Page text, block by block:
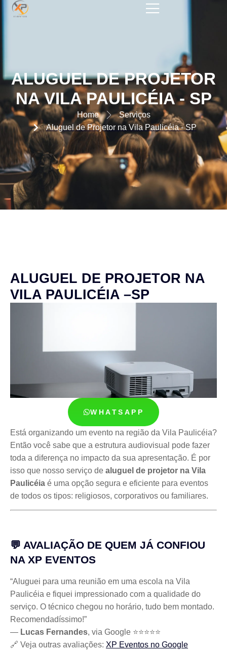
ALUGUEL DE PROJETOR
NA VILA PAULICÉIA - SP
Home
Serviços
Aluguel de Projetor na Vila Paulicéia - SP
ALUGUEL DE PROJETOR NA
VILA PAULICÉIA –SP
WHATSAPP
Está organizando um evento na região da Vila Paulicéia?
Então você sabe que a estrutura audiovisual pode fazer
toda a diferença no impacto da sua apresentação. É por
isso que nosso serviço de aluguel de projetor na Vila
Paulicéia é uma opção segura e eficiente para eventos
de todos os tipos: religiosos, corporativos ou familiares.
💬 AVALIAÇÃO DE QUEM JÁ CONFIOU
NA XP EVENTOS
“Aluguei para uma reunião em uma escola na Vila
Paulicéia e fiquei impressionado com a qualidade do
serviço. O técnico chegou no horário, tudo bem montado.
Recomendadíssimo!”
— Lucas Fernandes, via Google ⭐⭐⭐⭐⭐
🔗 Veja outras avaliações: XP Eventos no Google